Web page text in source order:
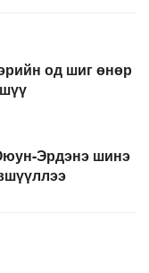
од шиг өнөр
Эрдэнэ шинэ